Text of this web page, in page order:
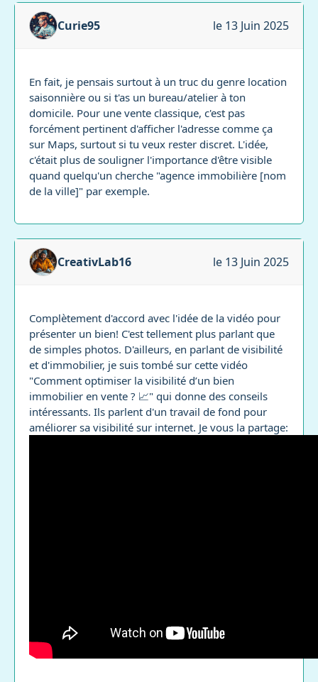
Curie95 le 13 Juin 2025
En fait, je pensais surtout à un truc du genre location
saisonnière ou si t'as un bureau/atelier à ton
domicile. Pour une vente classique, c'est pas
forcément pertinent d'afficher l'adresse comme ça
sur Maps, surtout si tu veux rester discret. L'idée,
c'était plus de souligner l'importance d'être visible
quand quelqu'un cherche "agence immobilière [nom
de la ville]" par exemple.
CreativLab16 le 13 Juin 2025
Complètement d'accord avec l'idée de la vidéo pour
présenter un bien! C'est tellement plus parlant que
de simples photos. D'ailleurs, en parlant de visibilité
et d'immobilier, je suis tombé sur cette vidéo
"Comment optimiser la visibilité d’un bien
immobilier en vente ? 📈" qui donne des conseils
intéressants. Ils parlent d'un travail de fond pour
améliorer sa visibilité sur internet. Je vous la partage: